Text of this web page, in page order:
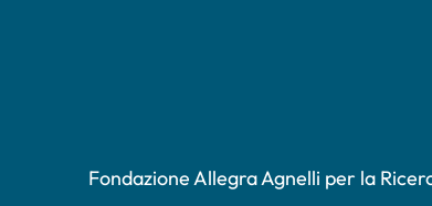
Fondazione Allegra Agnelli per la